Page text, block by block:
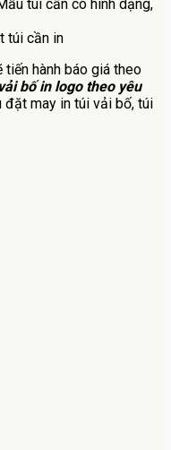
túi cần có hình dạng,
túi cần in
hành báo giá theo
bố in logo theo yêu
đặt may in túi vải bố, túi